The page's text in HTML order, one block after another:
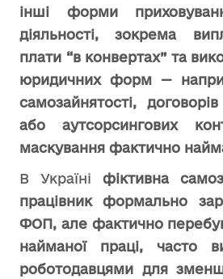
інші форми
діяльності, зокрема
плати “в конвертах” та
юридичних форм —
самозайнятості,
або аутсорсингових
маскування фактично
В Україні фіктивна
працівник формально
ФОП, але фактично
найманої праці, часто
роботодавцями для